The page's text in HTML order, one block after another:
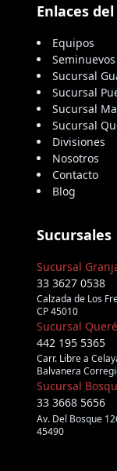
Enlaces
Equipos
Seminuevos
Sucursal
Sucursal
Sucursal
Sucursal
Divisiones
Nosotros
Contacto
Blog
Sucursales
Sucursal
33 3627 0538
Calzada de Los
CP 45010
Sucursal
442 195 5365
Carr. Libre a
Balvanera
Sucursal
33 3668 5656
Av. Del Bosque
45490